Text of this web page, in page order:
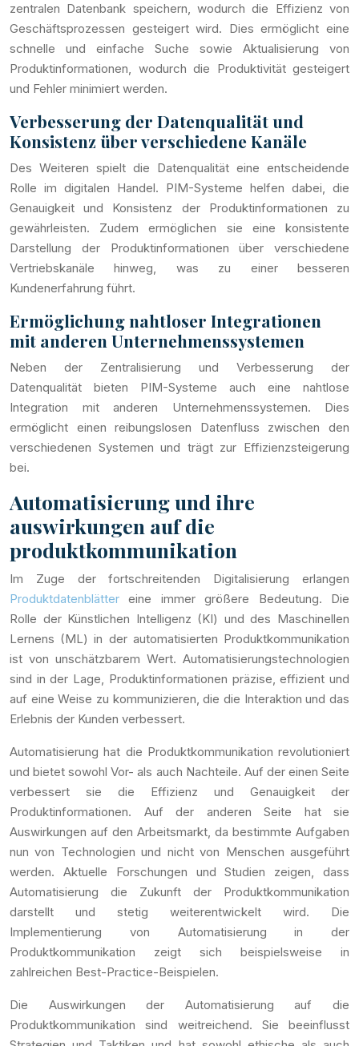
zentralen Datenbank speichern, wodurch die Effizienz von
Geschäftsprozessen gesteigert wird. Dies ermöglicht eine
schnelle und einfache Suche sowie Aktualisierung von
Produktinformationen, wodurch die Produktivität gesteigert
und Fehler minimiert werden.
Verbesserung der Datenqualität und
Konsistenz über verschiedene Kanäle
Des Weiteren spielt die Datenqualität eine entscheidende
Rolle im digitalen Handel. PIM-Systeme helfen dabei, die
Genauigkeit und Konsistenz der Produktinformationen zu
gewährleisten. Zudem ermöglichen sie eine konsistente
Darstellung der Produktinformationen über verschiedene
Vertriebskanäle hinweg, was zu einer besseren
Kundenerfahrung führt.
Ermöglichung nahtloser Integrationen
mit anderen Unternehmenssystemen
Neben der Zentralisierung und Verbesserung der
Datenqualität bieten PIM-Systeme auch eine nahtlose
Integration mit anderen Unternehmenssystemen. Dies
ermöglicht einen reibungslosen Datenfluss zwischen den
verschiedenen Systemen und trägt zur Effizienzsteigerung
bei.
Automatisierung und ihre
auswirkungen auf die
produktkommunikation
Im Zuge der fortschreitenden Digitalisierung erlangen
Produktdatenblätter eine immer größere Bedeutung. Die
Rolle der Künstlichen Intelligenz (KI) und des Maschinellen
Lernens (ML) in der automatisierten Produktkommunikation
ist von unschätzbarem Wert. Automatisierungstechnologien
sind in der Lage, Produktinformationen präzise, effizient und
auf eine Weise zu kommunizieren, die die Interaktion und das
Erlebnis der Kunden verbessert.
Automatisierung hat die Produktkommunikation revolutioniert
und bietet sowohl Vor- als auch Nachteile. Auf der einen Seite
verbessert sie die Effizienz und Genauigkeit der
Produktinformationen. Auf der anderen Seite hat sie
Auswirkungen auf den Arbeitsmarkt, da bestimmte Aufgaben
nun von Technologien und nicht von Menschen ausgeführt
werden. Aktuelle Forschungen und Studien zeigen, dass
Automatisierung die Zukunft der Produktkommunikation
darstellt und stetig weiterentwickelt wird. Die
Implementierung von Automatisierung in der
Produktkommunikation zeigt sich beispielsweise in
zahlreichen Best-Practice-Beispielen.
Die Auswirkungen der Automatisierung auf die
Produktkommunikation sind weitreichend. Sie beeinflusst